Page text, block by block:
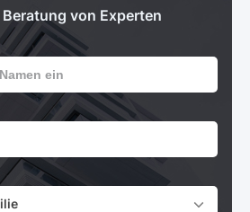
von Experten